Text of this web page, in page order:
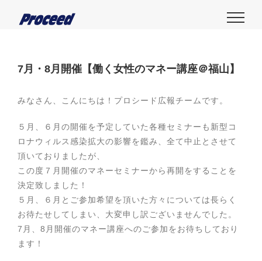
7月・8月開催【働く女性のマネー講座＠福山】
みなさん、こんにちは！プロシード広報チームです。
５月、６月の開催を予定していた各種セミナーも新型コ
ロナウィルス感染拡大の影響を鑑み、全て中止とさせて
頂いておりましたが、
この度７月開催のマネーセミナーから再開をすることを
決定致しました！
５月、６月とご参加希望を頂いた方々については長らく
お待たせしてしまい、大変申し訳ございませんでした。
7月、8月開催のマネー講座へのご参加をお待ちしており
ます！